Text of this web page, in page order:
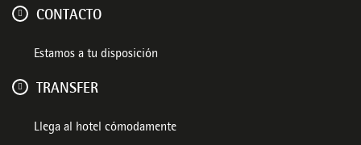
CONTACTO
Estamos a tu disposición
TRANSFER
Llega al hotel cómodamente